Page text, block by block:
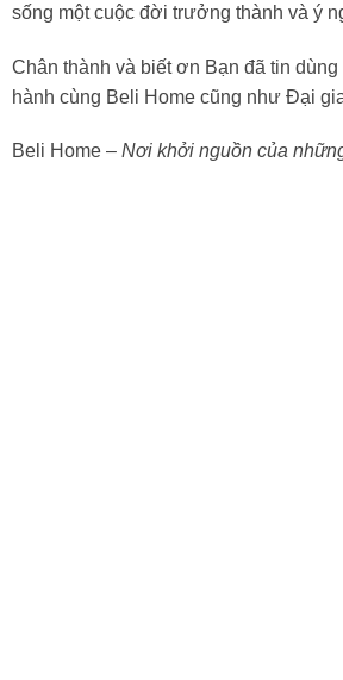
sống một cuộc đời trưởng thành và ý
Chân thành và biết ơn Bạn đã tin
hành cùng Beli Home cũng như Đại
Beli Home – Nơi khởi nguồn của